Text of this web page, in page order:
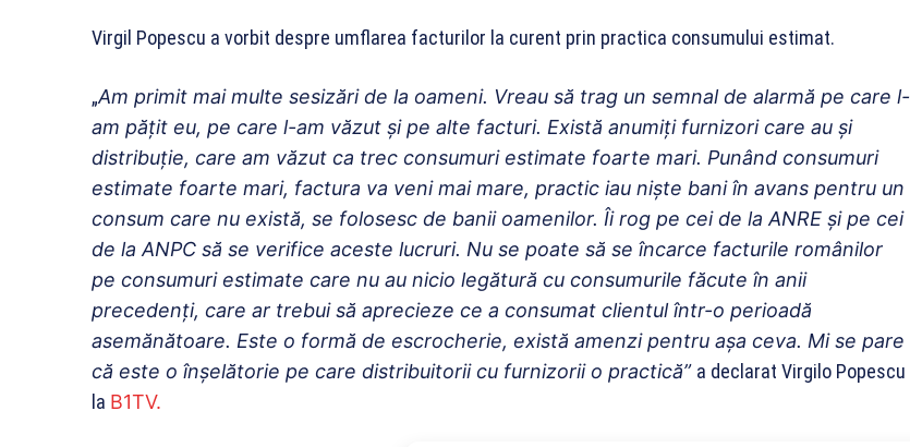
Virgil Popescu a vorbit despre umflarea facturilor la curent prin practica consumului estimat.
„Am primit mai multe sesizări de la oameni. Vreau să trag un semnal de alarmă pe care l-
am pățit eu, pe care l-am văzut și pe alte facturi. Există anumiți furnizori care au și
distribuție, care am văzut ca trec consumuri estimate foarte mari. Punând consumuri
estimate foarte mari, factura va veni mai mare, practic iau niște bani în avans pentru un
consum care nu există, se folosesc de baniioamenilor. Îi rog pe cei de la ANRE și pe cei
de la ANPC să se verifice aceste lucruri. Nu se poate să se încarce facturile românilor
pe consumuri estimate care nu au nicio legătură cu consumurile făcute în anii
precedenți, care ar trebui să aprecieze ce a consumat clientul într-o perioadă
asemănătoare. Este o formă de escrocherie, există amenzi pentru așa ceva. Mi se pare
că este o înșelătorie pe care distribuitorii cu furnizorii o practică” a declarat Virgilo Popescu
la B1TV.